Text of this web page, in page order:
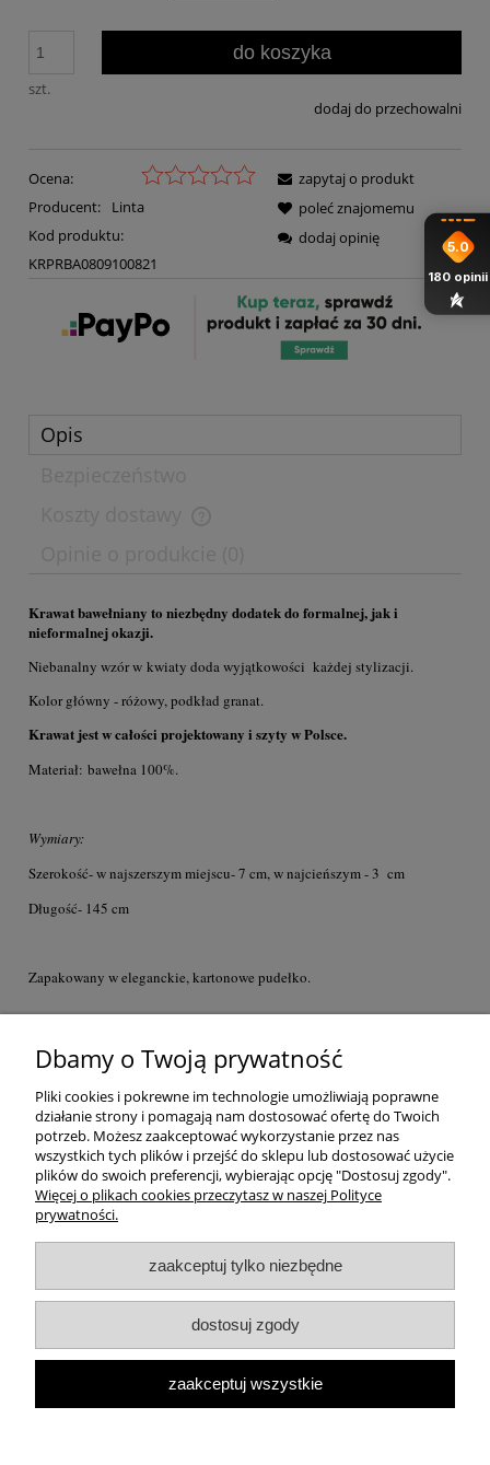
szt.
do koszyka
dodaj do przechowalni
Ocena:
Producent:
Linta
Kod produktu:
KRPRBA0809100821
zapytaj o produkt
poleć znajomemu
dodaj opinię
Opis
Krawat bawełniany to niezbędny dodatek do formalnej, jak i
nieformalnej okazji.
Niebanalny wzór w kwiaty doda wyjątkowości każdej stylizacji.
Kolor główny - różowy, podkład granat.
Krawat jest w całości projektowany i szyty w Polsce.
Materiał: bawełna 100%.
Wymiary:
Szerokość- w najszerszym miejscu- 7 cm, w najcieńszym - 3 cm
Długość- 145 cm
Zapakowany w eleganckie, kartonowe pudełko.
Pomoc
Moje konto
Płatności i dostawa
5.0
180 opinii
Dbamy o Twoją prywatność
Pliki cookies i pokrewne im technologie umożliwiają poprawne
działanie strony i pomagają nam dostosować ofertę do Twoich
potrzeb. Możesz zaakceptować wykorzystanie przez nas
wszystkich tych plików i przejść do sklepu lub dostosować użycie
plików do swoich preferencji, wybierając opcję "Dostosuj zgody".
Więcej o plikach cookies przeczytasz w naszej Polityce
prywatności.
zaakceptuj tylko niezbędne
dostosuj zgody
zaakceptuj wszystkie